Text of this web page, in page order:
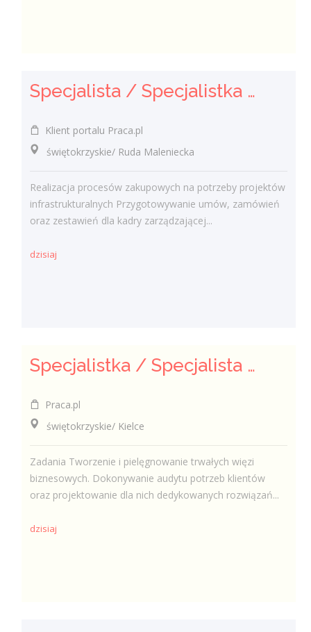
Specjalista / Specjalistka ds. Zakupów
Klient portalu Praca.pl
świętokrzyskie/ Ruda Maleniecka
Realizacja procesów zakupowych na potrzeby projektów
infrastrukturalnych Przygotowywanie umów, zamówień
oraz zestawień dla kadry zarządzającej...
dzisiaj
Specjalistka / Specjalista ds. Sprzedaży ubezpieczeń
Praca.pl
świętokrzyskie/ Kielce
Zadania Tworzenie i pielęgnowanie trwałych więzi
biznesowych. Dokonywanie audytu potrzeb klientów
oraz projektowanie dla nich dedykowanych rozwiązań...
dzisiaj